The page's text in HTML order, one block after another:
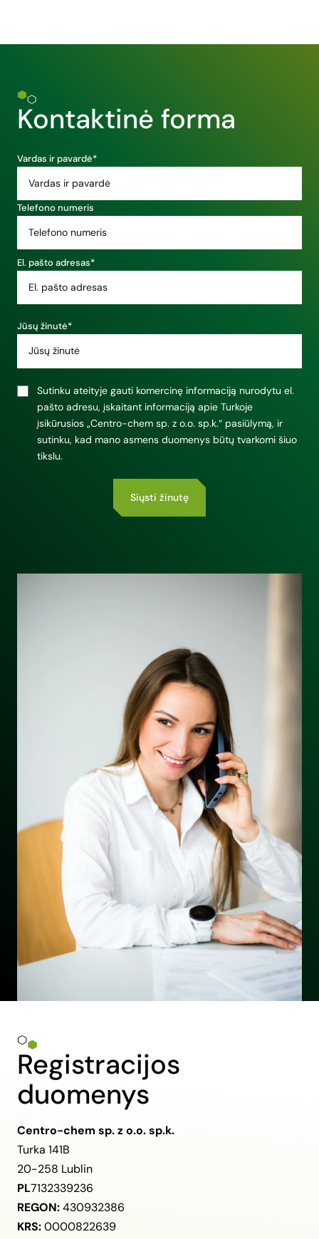
Kontaktinė forma
Vardas ir pavardė*
Telefono numeris
El. pašto adresas*
Jūsų žinutė*
Sutinku ateityje gauti komercinę informaciją nurodytu el.
pašto adresu, įskaitant informaciją apie Turkoje
įsikūrusios „Centro-chem sp. z o.o. sp.k.“ pasiūlymą, ir
sutinku, kad mano asmens duomenys būtų tvarkomi šiuo
tikslu.
Registracijos
duomenys
Centro-chem sp. z o.o. sp.k.
Turka 141B
20-258 Lublin
PL7132339236
REGON:430932386
KRS:0000822639